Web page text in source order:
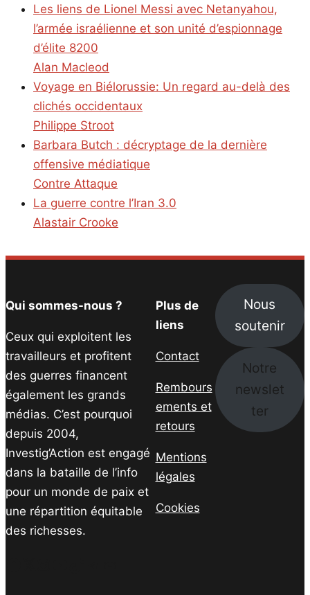
Les liens de Lionel Messi avec Netanyahou,
l’armée israélienne et son unité d’espionnage
d’élite 8200
Alan Macleod
Voyage en Biélorussie: Un regard au-delà des
clichés occidentaux
Philippe Stroot
Barbara Butch : décryptage de la dernière
offensive médiatique
Contre Attaque
La guerre contre l’Iran 3.0
Alastair Crooke
Qui sommes-nous ?
Ceux qui exploitent les
travailleurs et profitent
des guerres financent
également les grands
médias. C’est pourquoi
depuis 2004,
Investig’Action est engagé
dans la bataille de l’info
pour un monde de paix et
une répartition équitable
des richesses.
Plus de
liens
Contact
Rembours
ements et
retours
Mentions
légales
Cookies
Nous
soutenir
Notre
newslet
ter